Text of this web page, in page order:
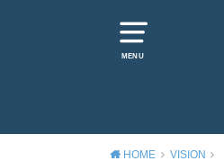
MENU
HOME VISION